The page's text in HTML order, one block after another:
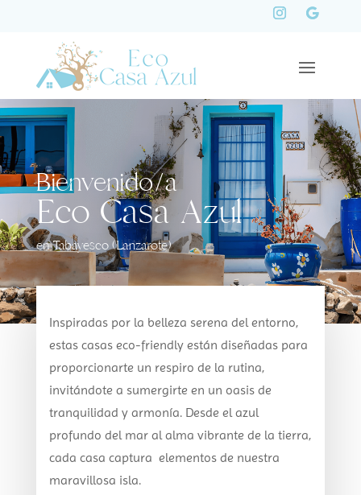
Bienvenido/a
Eco Casa Azul
en Tabayesco (Lanzarote)
Inspiradas por la belleza serena del entorno,
estas casas eco-friendly están diseñadas para
proporcionarte un respiro de la rutina,
invitándote a sumergirte en un oasis de
tranquilidad y armonía. Desde el azul
profundo del mar al alma vibrante de la tierra,
cada casa captura elementos de nuestra
maravillosa isla.